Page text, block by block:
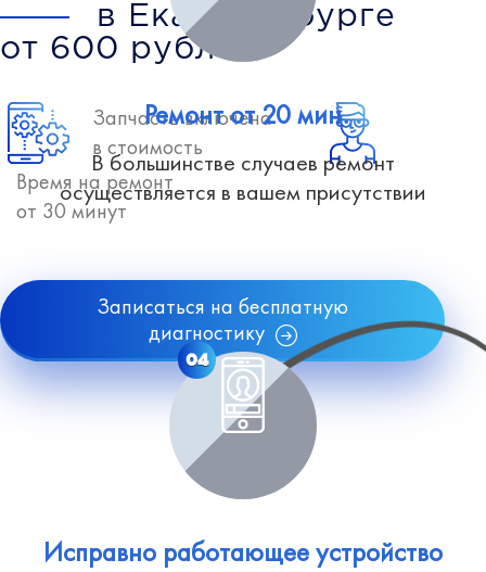
в Екатеринбурге
от 600 рублей
Запчасть включена
в стоимость
Время на ремонт
от 30 минут
Записаться на бесплатную
диагностику
Ремонт от 20 мин
В большинстве случаев ремонт
осуществляется в вашем присутствии
04
Исправно работающее устройство